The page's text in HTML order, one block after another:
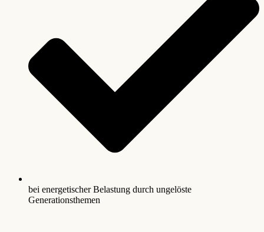
bei energetischer Belastung durch ungelöste
Generationsthemen